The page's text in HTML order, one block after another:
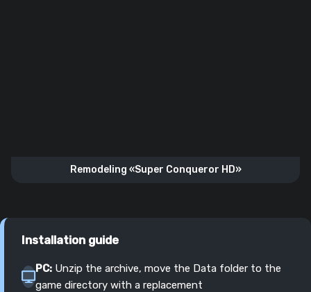
Remodeling «Super Conqueror HD»
Installation guide
PC: Unzip the archive, move the Data folder to the
game directory with a replacement